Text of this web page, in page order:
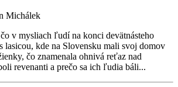
Michálek
v mysliach ľudí na konci devätnásteho
lasicou, kde na Slovensku mali svoj domov
čo znamenala ohnivá reťaz nad
revenanti a prečo sa ich ľudia báli...